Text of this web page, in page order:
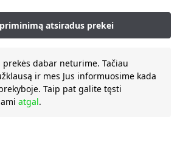
prekės dabar neturime. Tačiau
ir mes Jus informuosime kada
Taip pat galite tęsti
atgal.